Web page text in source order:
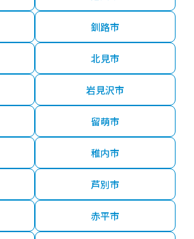
釧路市
北見市
岩見沢市
留萌市
稚内市
芦別市
赤平市